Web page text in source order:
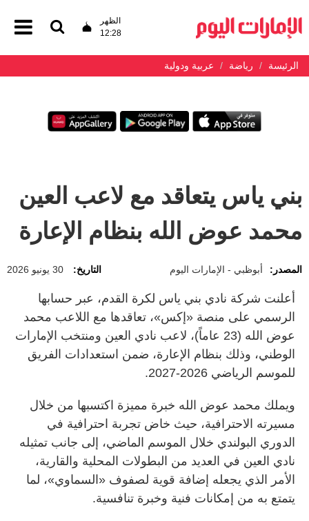
الظهر
12:28
الرئيسة رياضة عربية ودولية
بني ياس يتعاقد مع لاعب العين
محمد عوض الله بنظام الإعارة
المصدر: أبوظبي - الإمارات اليوم التاريخ: 30 يونيو 2026
أعلنت شركة نادي بني ياس لكرة القدم، عبر حسابها
الرسمي على منصة «إكس»، تعاقدها مع اللاعب محمد
عوض الله (23 عاماً)، لاعب نادي العين ومنتخب الإمارات
الوطني، وذلك بنظام الإعارة، ضمن استعدادات الفريق
للموسم الرياضي 2026-2027.
ويملك محمد عوض الله خبرة مميزة اكتسبها من خلال
مسيرته الاحترافية، حيث خاض تجربة احترافية في
الدوري البولندي خلال الموسم الماضي، إلى جانب تمثيله
نادي العين في العديد من البطولات المحلية والقارية،
الأمر الذي يجعله إضافة قوية لصفوف «السماوي»، لما
يتمتع به من إمكانات فنية وخبرة تنافسية.